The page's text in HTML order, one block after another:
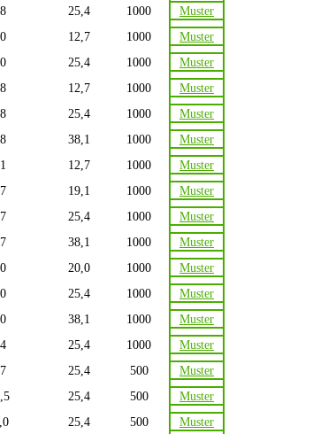
25,4 1000
Muster
12,7 1000
Muster
25,4 1000
Muster
12,7 1000
Muster
25,4 1000
Muster
38,1 1000
Muster
12,7 1000
Muster
19,1 1000
Muster
25,4 1000
Muster
38,1 1000
Muster
20,0 1000
Muster
25,4 1000
Muster
38,1 1000
Muster
25,4 1000
Muster
25,4 500
Muster
25,4 500
Muster
25,4 500
Muster